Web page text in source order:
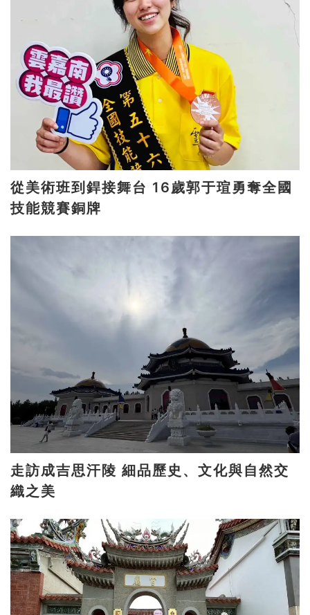
從美術班到銲接舞台 16歲郭于瑄勇奪全國
技能競賽銅牌
走訪成吉思汗陵 細品歷史、文化與自然交
織之美